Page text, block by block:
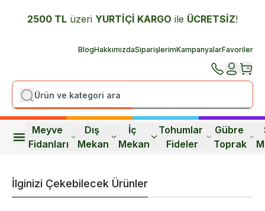
2500 TL üzeri YURTİÇİ KARGO ile ÜCRETSİZ!
BlogHakkımızdaSiparişlerimKampanyalarFavoriler
Meyve
Fidanları
Dış
Mekan
İç
Mekan
Tohumlar
Fideler
Gübre
Toprak
İlginizi Çekebilecek Ürünler